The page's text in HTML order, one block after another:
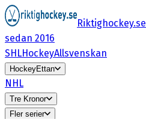
Riktighockey.se
sedan 2016
SHLHockeyAllsvenskan
HockeyEttan
NHL
Tre Kronor
Fler serier